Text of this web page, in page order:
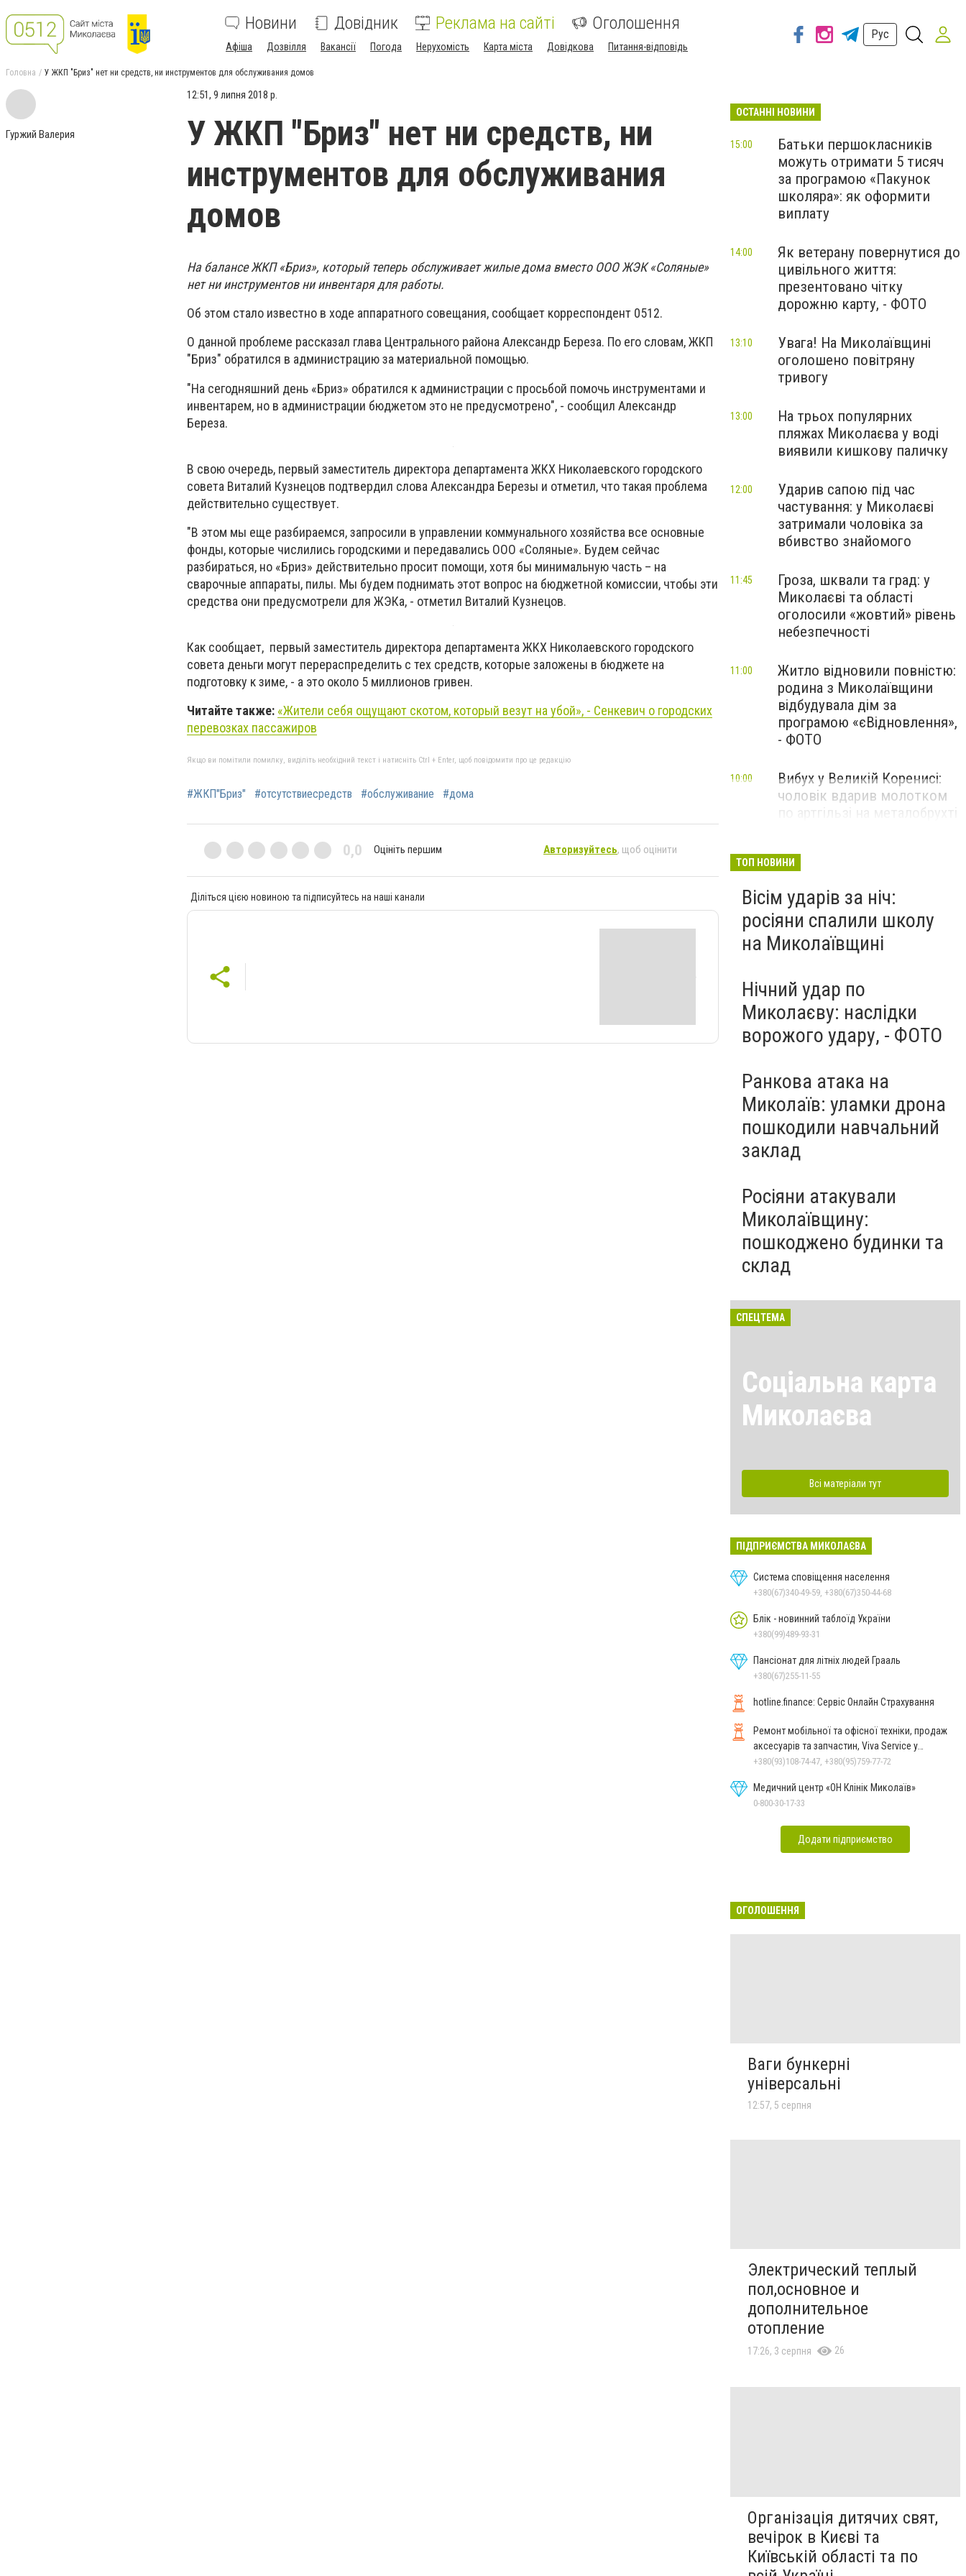
Новини Довідник Реклама на сайті Оголошення
Афіша Дозвілля Вакансії Погода Нерухомість Карта міста Довідкова Питання-відповідь
Рус
Головна У ЖКП "Бриз" нет ни средств, ни инструментов для обслуживания домов
Гуржий Валерия
12:51, 9 липня 2018 р.
У ЖКП "Бриз" нет ни средств, ни
инструментов для обслуживания
домов
На балансе ЖКП «Бриз», который теперь обслуживает жилые дома вместо ООО ЖЭК «Соляные»
нет ни инструментов ни инвентаря для работы.
Об этом стало известно в ходе аппаратного совещания, сообщает корреспондент 0512.
О данной проблеме рассказал глава Центрального района Александр Береза. По его словам, ЖКП
"Бриз" обратился в администрацию за материальной помощью.
"На сегодняшний день «Бриз» обратился к администрации с просьбой помочь инструментами и
инвентарем, но в администрации бюджетом это не предусмотрено", - сообщил Александр
Береза.
В свою очередь, первый заместитель директора департамента ЖКХ Николаевского городского
совета Виталий Кузнецов подтвердил слова Александра Березы и отметил, что такая проблема
действительно существует.
"В этом мы еще разбираемся, запросили в управлении коммунального хозяйства все основные
фонды, которые числились городскими и передавались ООО «Соляные». Будем сейчас
разбираться, но «Бриз» действительно просит помощи, хотя бы минимальную часть – на
сварочные аппараты, пилы. Мы будем поднимать этот вопрос на бюджетной комиссии, чтобы эти
средства они предусмотрели для ЖЭКа, - отметил Виталий Кузнецов.
Как сообщает, первый заместитель директора департамента ЖКХ Николаевского городского
совета деньги могут перераспределить с тех средств, которые заложены в бюджете на
подготовку к зиме, - а это около 5 миллионов гривен.
Читайте также: «Жители себя ощущают скотом, который везут на убой», - Сенкевич о городских
перевозках пассажиров
Якщо ви помітили помилку, виділіть необхідний текст і натисніть Ctrl + Enter, щоб повідомити про це редакцію
#ЖКП"Бриз" #отсутствиесредств #обслуживание #дома
0,0 Оцініть першим Авторизуйтесь, щоб оцінити
Діліться цією новиною та підписуйтесь на наші канали
ОСТАННІ НОВИНИ
Батьки першокласників
можуть отримати 5 тисяч
за програмою «Пакунок
школяра»: як оформити
виплату
15:00
Як ветерану повернутися до
цивільного життя:
презентовано чітку
дорожню карту, - ФОТО
14:00
Увага! На Миколаївщині
оголошено повітряну
тривогу
13:10
На трьох популярних
пляжах Миколаєва у воді
виявили кишкову паличку
13:00
Ударив сапою під час
частування: у Миколаєві
затримали чоловіка за
вбивство знайомого
12:00
Гроза, шквали та град: у
Миколаєві та області
оголосили «жовтий» рівень
небезпечності
11:45
Житло відновили повністю:
родина з Миколаївщини
відбудувала дім за
програмою «єВідновлення»,
- ФОТО
11:00
Вибух у Великій Коренисі:
чоловік вдарив молотком
по артгільзі на металобрухті
10:00
ТОП НОВИНИ
Вісім ударів за ніч:
росіяни спалили школу
на Миколаївщині
Нічний удар по
Миколаєву: наслідки
ворожого удару, - ФОТО
Ранкова атака на
Миколаїв: уламки дрона
пошкодили навчальний
заклад
Росіяни атакували
Миколаївщину:
пошкоджено будинки та
склад
СПЕЦТЕМА
Соціальна карта
Миколаєва
Всі матеріали тут
ПІДПРИЄМСТВА МИКОЛАЄВА
Система сповіщення населення
+380(67)340-49-59, +380(67)350-44-68
Блік - новинний таблоїд України
+380(99)489-93-31
Пансіонат для літніх людей Грааль
+380(67)255-11-55
hotline.finance: Сервіс Онлайн Страхування
Ремонт мобільної та офісної техніки, продаж
аксесуарів та запчастин, Viva Service у
Миколаєві
+380(93)108-74-47, +380(95)759-77-72
Медичний центр «ОН Клінік Миколаїв»
0-800-30-17-33
Додати підприємство
ОГОЛОШЕННЯ
Ваги бункерні
універсальні
12:57, 5 серпня
Электрический теплый
пол,основное и
дополнительное
отопление
17:26, 3 серпня 26
Організація дитячих свят,
вечірок в Києві та
Київській області та по